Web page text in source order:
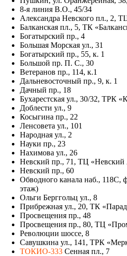
8-я линия В.О., 45/34
Александра Невского пл., 2,
Балканская пл., 5, ТК
Богатырский пр., 4
Большая Морская ул., 31
Богатырский пр., 55, к. 1
Большой пр. П. С., 30
Ветеранов пр., 114, к.1
Дальневосточный пр., 9, к. 1
Дачный пр., 18
Бухарестская ул., 30/32, ТРК
Доблести ул., 9
Косыгина пр., 22
Ленсовета ул., 101
Народная ул., 2
Науки пр., 23
Нахимова ул., 26
Невский пр., 71, ТЦ «Невский
Невский пр., 60
Обводного канала наб., 118С,
этаж)
Ольги Берггольц ул., 8
Прибрежная ул., 20, ТК
Просвещения пр., 48
Просвещения пр., 80, ТЦ
Революции шоссе, 8
Савушкина ул., 141, ТРК
ТОКИО-333 Сенная пл., 7